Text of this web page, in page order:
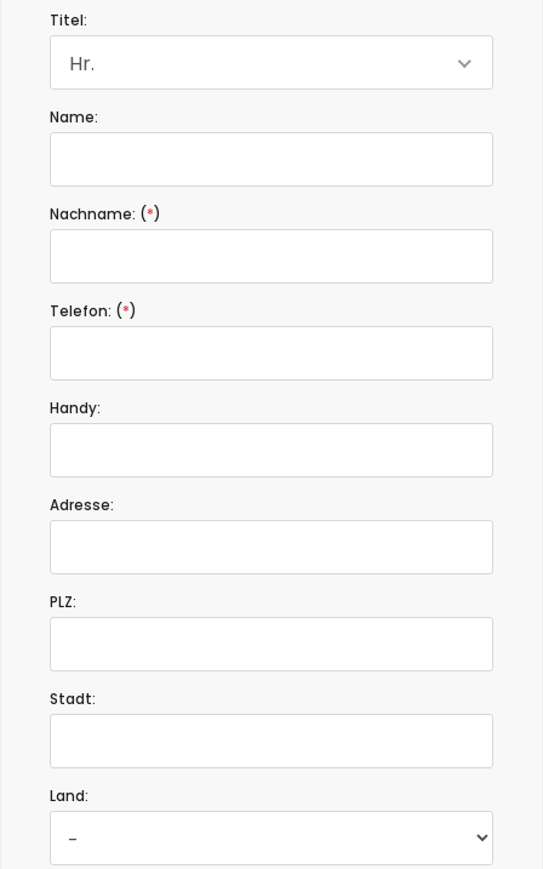
Titel:
Hr.
Name:
Nachname: (*)
Telefon: (*)
Handy:
Adresse:
PLZ:
Stadt:
Land: